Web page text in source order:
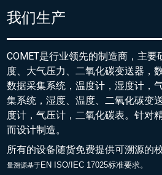
我们生产
COMET是行业领先的制造商，主
度、大气压力、二氧化碳变送器，
数据采集系统，温度计，湿度计，
集系统，湿度、温度、二氧化碳变
度计，气压计，二氧化碳表。针对
而设计制造。
所有的设备随货免费提供可溯源的
量溯源基于EN ISO/IEC 17025标准要求。